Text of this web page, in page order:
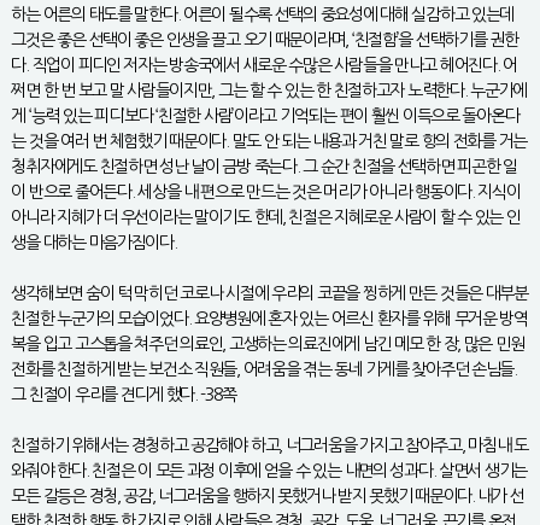
하는 어른의 태도를 말한다. 어른이 될수록 선택의 중요성에 대해 실감하고 있는데
그것은 좋은 선택이 좋은 인생을 끌고 오기 때문이라며, ‘친절함’을 선택하기를 권한
다. 직업이 피디인 저자는 방송국에서 새로운 수많은 사람들을 만나고 헤어진다. 어
쩌면 한 번 보고 말 사람들이지만, 그는 할 수 있는 한 친절하고자 노력한다. 누군가에
게 ‘능력 있는 피디’보다 ‘친절한 사람’이라고 기억되는 편이 훨씬 이득으로 돌아온다
는 것을 여러 번 체험했기 때문이다. 말도 안 되는 내용과 거친 말로 항의 전화를 거는
청취자에게도 친절하면 성난 날이 금방 죽는다. 그 순간 친절을 선택하면 피곤한 일
이 반으로 줄어든다. 세상을 내 편으로 만드는 것은 머리가 아니라 행동이다. 지식이
아니라 지혜가 더 우선이라는 말이기도 한데, 친절은 지혜로운 사람이 할 수 있는 인
생을 대하는 마음가짐이다.
생각해보면 숨이 턱 막히던 코로나 시절에 우리의 코끝을 찡하게 만든 것들은 대부분
친절한 누군가의 모습이었다. 요양병원에 혼자 있는 어르신 환자를 위해 무거운 방역
복을 입고 고스톱을 쳐주던 의료인, 고생하는 의료진에게 남긴 메모 한 장, 많은 민원
전화를 친절하게 받는 보건소 직원들, 어려움을 겪는 동네 가게를 찾아주던 손님들.
그 친절이 우리를 견디게 했다. -38쪽
친절하기 위해서는 경청하고 공감해야 하고, 너그러움을 가지고 참아주고, 마침내 도
와줘야 한다. 친절은 이 모든 과정 이후에 얻을 수 있는 내면의 성과다. 살면서 생기는
모든 갈등은 경청, 공감, 너그러움을 행하지 못했거나 받지 못했기 때문이다. 내가 선